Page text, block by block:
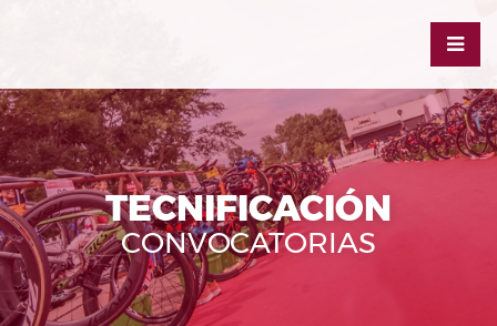
TECNIFICACIÓN
CONVOCATORIAS